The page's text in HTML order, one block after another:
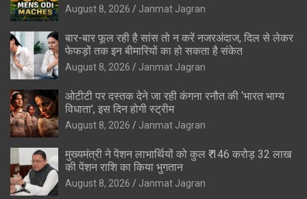
August 8, 2026 Janmat Jagran
बार-बार फूल रही है सांस तो न करें नजरअंदाज, दिल से लेकर
फेफड़ों तक इन बीमारियों का हो सकता है संकेत
August 8, 2026 Janmat Jagran
ओटीटी पर दस्तक देने जा रही कंगना रनौत की ‘भारत भाग्य
विधाता’, इस दिन होगी स्ट्रीम
August 8, 2026 Janmat Jagran
मुख्यमंत्री ने पेंशन लाभार्थियों को कुल ₹ 146 करोड़ 32 लाख
की पेंशन राशि का किया भुगतान
August 8, 2026 Janmat Jagran